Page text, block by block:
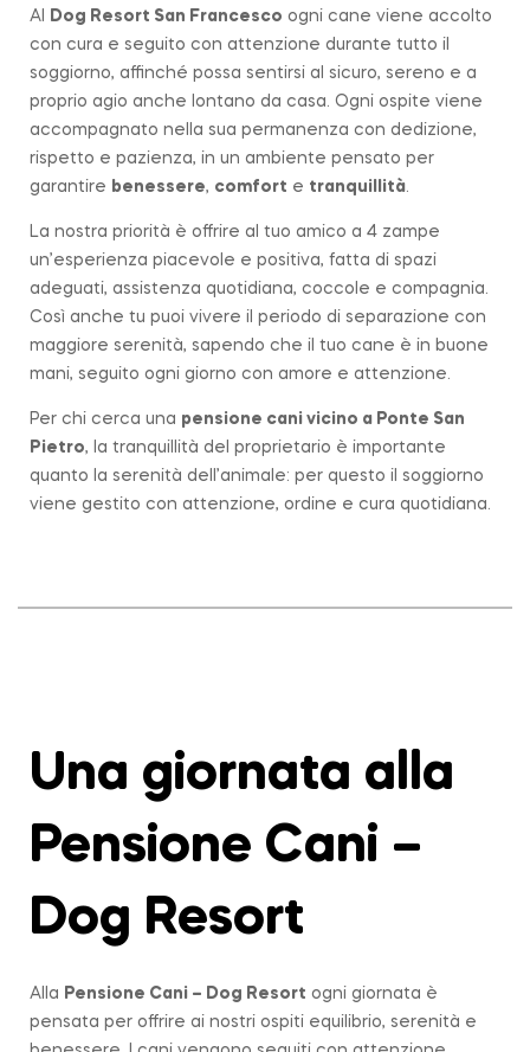
Al Dog Resort San Francesco ogni cane viene accolto
con cura e seguito con attenzione durante tutto il
soggiorno, affinché possa sentirsi al sicuro, sereno e a
proprio agio anche lontano da casa. Ogni ospite viene
accompagnato nella sua permanenza con dedizione,
rispetto e pazienza, in un ambiente pensato per
garantire benessere, comfort e tranquillità
La nostra priorità è offrire al tuo amico a 4 zampe
un’esperienza piacevole e positiva, fatta di spazi
adeguati, assistenza quotidiana, coccole e compagnia.
Così anche tu puoi vivere il periodo di separazione con
maggiore serenità, sapendo che il tuo cane è in buone
mani, seguito ogni giorno con amore e attenzione.
Per chi cerca una pensione cani vicino a Ponte San
Pietro, la tranquillità del proprietario è importante
quanto la serenità dell’animale: per questo il soggiorno
viene gestito con attenzione, ordine e cura quotidiana.
Una giornata alla
Pensione Cani –
Dog Resort
Alla Pensione Cani – Dog Resort ogni giornata è
pensata per offrire ai nostri ospiti equilibrio, serenità e